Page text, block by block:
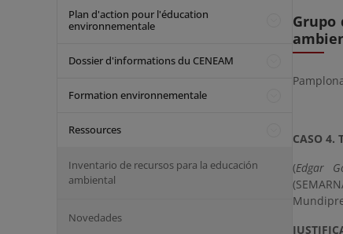
Plan d'action pour l'éducation
environnementale
Dossier d'informations du CENEAM
Formation environnementale
Ressources
Inventario de recursos para la educación
ambiental
Novedades
Grupo
CASO 4.
(Edgar